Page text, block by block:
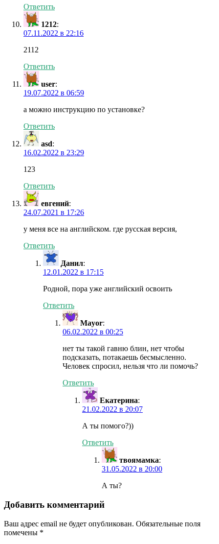
Ответить
1212:
07.11.2022 в 22:16
2112
Ответить
user:
19.07.2022 в 06:59
а можно инструкцию по установке?
Ответить
asd:
16.02.2022 в 23:29
123
Ответить
евгений:
24.07.2021 в 17:26
у меня все на английском. где русская версия,
Ответить
Данил:
12.01.2022 в 17:15
Родной, пора уже английский освоить
Ответить
Mayor:
06.02.2022 в 00:25
нет ты такой гавню блин, нет чтобы
подсказать, потакаешь бесмысленно.
Человек спросил, нельзя что ли помочь?
Ответить
Екатерина:
21.02.2022 в 20:07
А ты помого?))
Ответить
твоямамка:
31.05.2022 в 20:00
А ты?
Добавить комментарий
Ваш адрес email не будет опубликован. Обязательные поля
помечены *